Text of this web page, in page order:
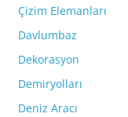
Çizim Elemanları
Davlumbaz
Dekorasyon
Demiryolları
Deniz Aracı